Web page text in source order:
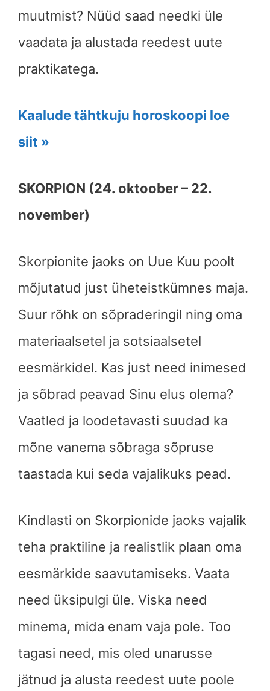
muutmist? Nüüd saad needki üle
vaadata ja alustada reedest uute
praktikatega.
Kaalude tähtkuju horoskoopi loe
siit »
SKORPION (24. oktoober – 22.
november)
Skorpionite jaoks on Uue Kuu poolt
mõjutatud just üheteistkümnes maja.
Suur rõhk on sõpraderingil ning oma
materiaalsetel ja sotsiaalsetel
eesmärkidel. Kas just need inimesed
ja sõbrad peavad Sinu elus olema?
Vaatled ja loodetavasti suudad ka
mõne vanema sõbraga sõpruse
taastada kui seda vajalikuks pead.
Kindlasti on Skorpionide jaoks vajalik
teha praktiline ja realistlik plaan oma
eesmärkide saavutamiseks. Vaata
need üksipulgi üle. Viska need
minema, mida enam vaja pole. Too
tagasi need, mis oled unarusse
jätnud ja alusta reedest uute poole